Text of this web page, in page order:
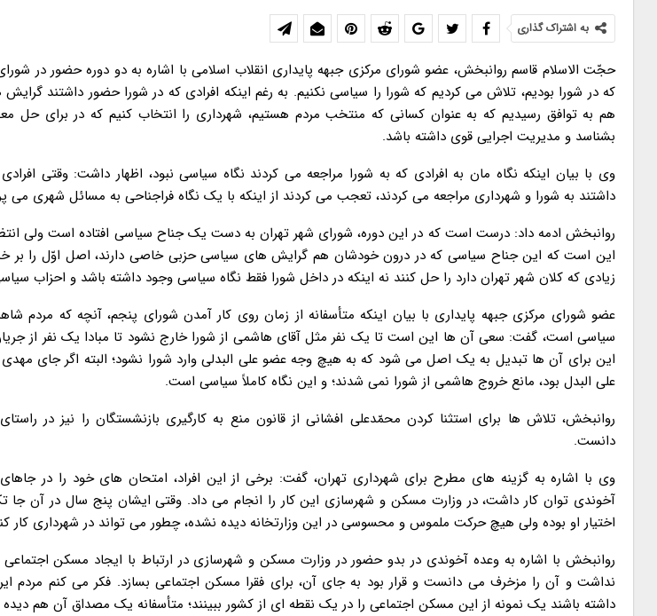
به اشتراک گذاری
حجّت الاسلام قاسم روانبخش، عضو شورای مرکزی جبهه پایداری انقلاب اسلامی با اشاره به دو دوره حضور در
که در شورا بودیم، تلاش می کردیم که شورا را سیاسی نکنیم. به رغم اینکه افرادی که در شورا حضور داشتند
هم به توافق رسیدیم که به عنوان کسانی که منتخب مردم هستیم، شهرداری را انتخاب کنیم که در برای حل
بشناسد و مدیریت اجرایی قوی داشته باشد.
وی با بیان اینکه نگاه مان به افرادی که به شورا مراجعه می کردند نگاه سیاسی نبود، اظهار داشت: وقتی
داشتند به شورا و شهرداری مراجعه می کردند، تعجب می کردند از اینکه با یک نگاه فراجناحی به مسائل شهری می
روانبخش ادمه داد: درست است که در این دوره، شورای شهر تهران به دست یک جناح سیاسی افتاده است ولی
این است که این جناح سیاسی که در درون خودشان هم گرایش های سیاسی حزبی خاصی دارند، اصل اوّل را بر
زیادی که کلان شهر تهران دارد را حل کنند نه اینکه در داخل شورا فقط نگاه سیاسی وجود داشته باشد و احزاب
عضو شورای مرکزی جبهه پایداری با بیان اینکه متأسفانه از زمان روی کار آمدن شورای پنجم، آنچه که مردم
سیاسی است، گفت: سعی آن ها این است تا یک نفر مثل آقای هاشمی از شورا خارج نشود تا مبادا یک نفر از
این برای آن ها تبدیل به یک اصل می شود که به هیچ وجه عضو علی البدلی وارد شورا نشود؛ البته اگر جای
علی البدل بود، مانع خروج هاشمی از شورا نمی شدند؛ و این نگاه کاملاً سیاسی است.
روانبخش، تلاش ها برای استثنا کردن محمّدعلی افشانی از قانون منع به کارگیری بازنشستگان را نیز در
دانست.
وی با اشاره به گزینه های مطرح برای شهرداری تهران، گفت: برخی از این افراد، امتحان های خود را در
آخوندی توان کار داشت، در وزارت مسکن و شهرسازی این کار را انجام می داد. وقتی ایشان پنج سال در آن جا
اختیار او بوده ولی هیچ حرکت ملموس و محسوسی در این وزارتخانه دیده نشده، چطور می تواند در شهرداری کار
روانبخش با اشاره به وعده آخوندی در بدو حضور در وزارت مسکن و شهرسازی در ارتباط با ایجاد مسکن
نداشت و آن را مزخرف می دانست و قرار بود به جای آن، برای فقرا مسکن اجتماعی بسازد. فکر می کنم مردم
داشته باشند یک نمونه از این مسکن اجتماعی را در یک نقطه ای از کشور ببینند؛ متأسفانه یک مصداق آن هم